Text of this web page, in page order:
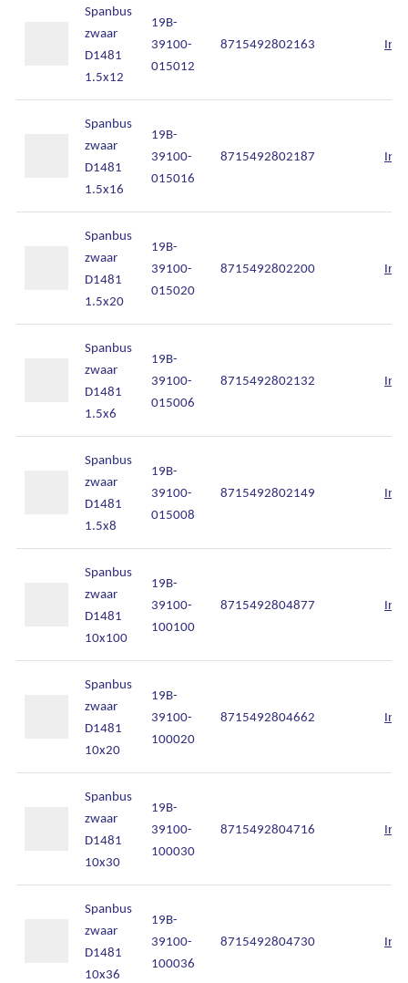
Spanbus
zwaar
D1481
1.5x12
19B-
39100-
015012
8715492802163
Spanbus
zwaar
D1481
1.5x16
19B-
39100-
015016
8715492802187
Spanbus
zwaar
D1481
1.5x20
19B-
39100-
015020
8715492802200
Spanbus
zwaar
D1481
1.5x6
19B-
39100-
015006
8715492802132
Spanbus
zwaar
D1481
1.5x8
19B-
39100-
015008
8715492802149
Spanbus
zwaar
D1481
10x100
19B-
39100-
100100
8715492804877
Spanbus
zwaar
D1481
10x20
19B-
39100-
100020
8715492804662
Spanbus
zwaar
D1481
10x30
19B-
39100-
100030
8715492804716
Spanbus
zwaar
D1481
10x36
19B-
39100-
100036
8715492804730